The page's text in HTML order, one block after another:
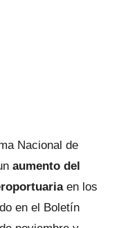
Nacional de
aumento del
en los
en el Boletín